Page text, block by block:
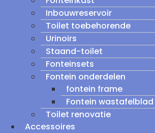
Inbouwreservoir
Toilet toebehorende
Urinoirs
Staand-toilet
Fonteinsets
Fontein onderdelen
fontein frame
Fontein wastafelblad
Toilet renovatie
Accessoires